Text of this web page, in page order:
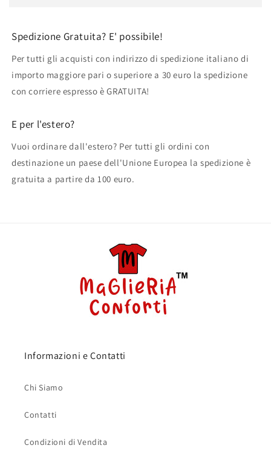
Spedizione Gratuita? E' possibile!
Per tutti gli acquisti con indirizzo di spedizione italiano di
importo maggiore pari o superiore a 30 euro la spedizione
con corriere espresso è GRATUITA!
E per l'estero?
Vuoi ordinare dall'estero? Per tutti gli ordini con
destinazione un paese dell'Unione Europea la spedizione è
gratuita a partire da 100 euro.
Informazioni e Contatti
Chi Siamo
Contatti
Condizioni di Vendita